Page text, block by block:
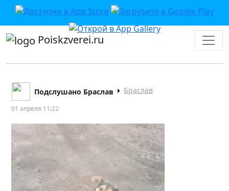
Poiskzverei.ru
Подслушано Браслав Браслав
01 апреля 11:22